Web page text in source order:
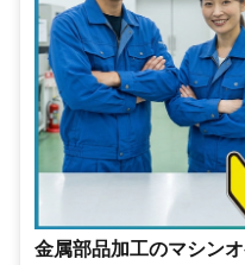
金属部品加工のマシン